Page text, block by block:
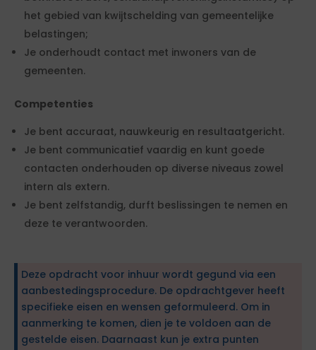
het gebied van kwijtschelding van gemeentelijke
belastingen;
Je onderhoudt contact met inwoners van de
gemeenten.
Competenties
Je bent accuraat, nauwkeurig en resultaatgericht.
Je bent communicatief vaardig en kunt goede
contacten onderhouden op diverse niveaus zowel
intern als extern.
Je bent zelfstandig, durft beslissingen te nemen en
deze te verantwoorden.
Deze opdracht voor inhuur wordt gegund via een
aanbestedingsprocedure. De opdrachtgever heeft
specifieke eisen en wensen geformuleerd. Om in
aanmerking te komen, dien je te voldoen aan de
gestelde eisen. Daarnaast kun je extra punten